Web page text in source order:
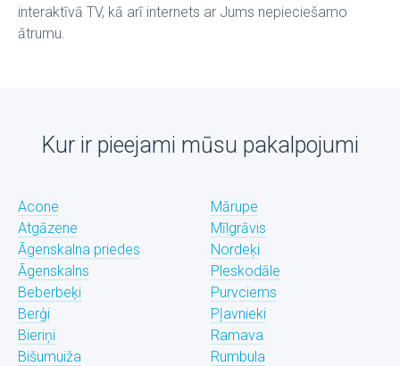
interaktīvā TV, kā arī internets ar Jums nepieciešamo
ātrumu.
Kur ir pieejami mūsu pakalpojumi
Acone
Atgāzene
Āgenskalna priedes
Āgenskalns
Beberbeķi
Berģi
Bieriņi
Bišumuiža
Mārupe
Mīlgrāvis
Nordeķi
Pleskodāle
Purvciems
Pļavnieki
Ramava
Rumbula